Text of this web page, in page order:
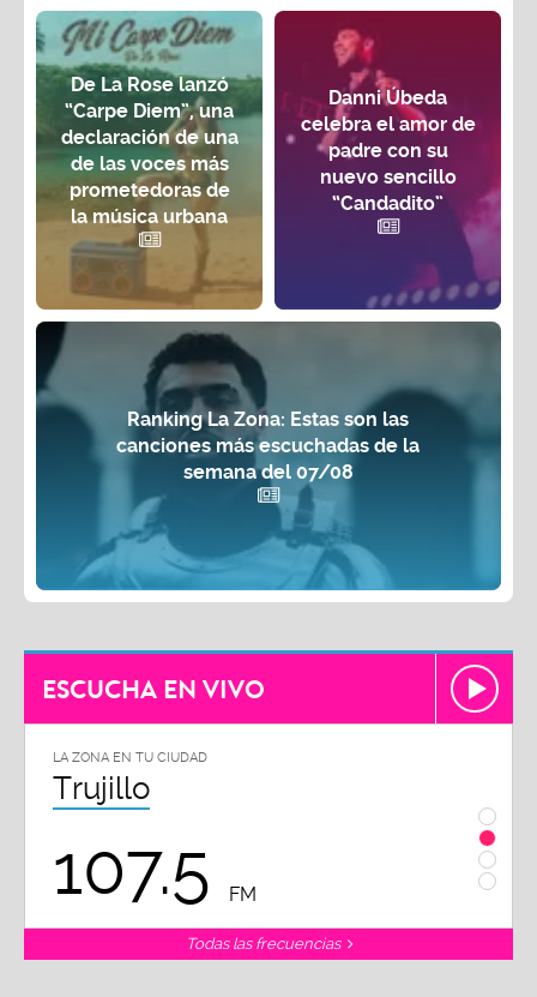
De La Rose lanzó
“Carpe Diem”, una
declaración de una
de las voces más
prometedoras de
la música urbana
Danni Úbeda
celebra el amor de
padre con su
nuevo sencillo
“Candadito”
Ranking La Zona: Estas son las
canciones más escuchadas de la
semana del 07/08
ESCUCHA EN VIVO
LA ZONA EN TU CIUDAD
Trujillo
107.5 FM
Todas las frecuencias